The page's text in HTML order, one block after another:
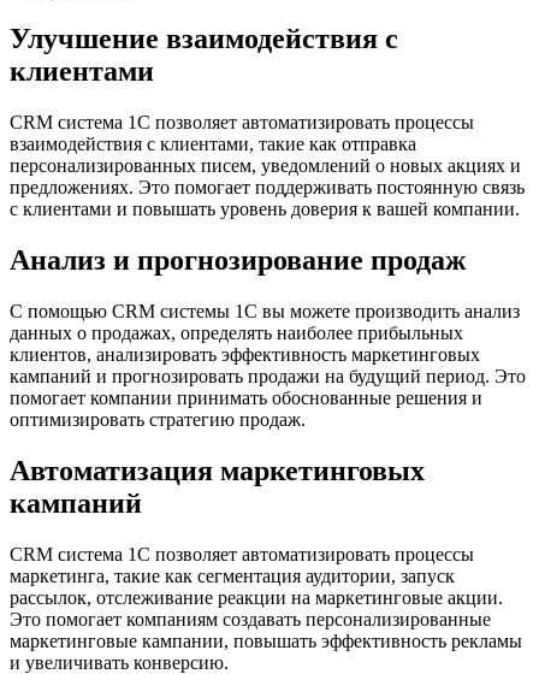
Улучшение взаимодействия с
клиентами
CRM система 1С позволяет автоматизировать процессы
взаимодействия с клиентами, такие как отправка
персонализированных писем, уведомлений о новых акциях и
предложениях. Это помогает поддерживать постоянную связь
с клиентами и повышать уровень доверия к вашей компании.
Анализ и прогнозирование продаж
С помощью CRM системы 1С вы можете производить анализ
данных о продажах, определять наиболее прибыльных
клиентов, анализировать эффективность маркетинговых
кампаний и прогнозировать продажи на будущий период. Это
помогает компании принимать обоснованные решения и
оптимизировать стратегию продаж.
Автоматизация маркетинговых
кампаний
CRM система 1С позволяет автоматизировать процессы
маркетинга, такие как сегментация аудитории, запуск
рассылок, отслеживание реакции на маркетинговые акции.
Это помогает компаниям создавать персонализированные
маркетинговые кампании, повышать эффективность рекламы
и увеличивать конверсию.